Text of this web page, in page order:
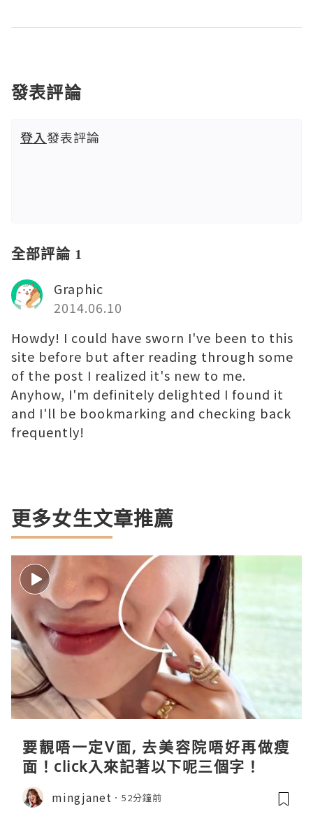
發表評論
登入發表評論
全部評論 1
Graphic
2014.06.10
Howdy! I could have sworn I've been to this
site before but after reading through some
of the post I realized it's new to me.
Anyhow, I'm definitely delighted I found it
and I'll be bookmarking and checking back
frequently!
更多女生文章推薦
要靚唔一定V面, 去美容院唔好再做瘦
面！click入來記著以下呢三個字！
mingjanet 52分鐘前